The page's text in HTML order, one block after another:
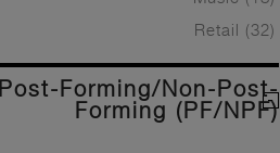
Retail (32)
Post-Forming/Non-Post-
Forming (PF/NPF)